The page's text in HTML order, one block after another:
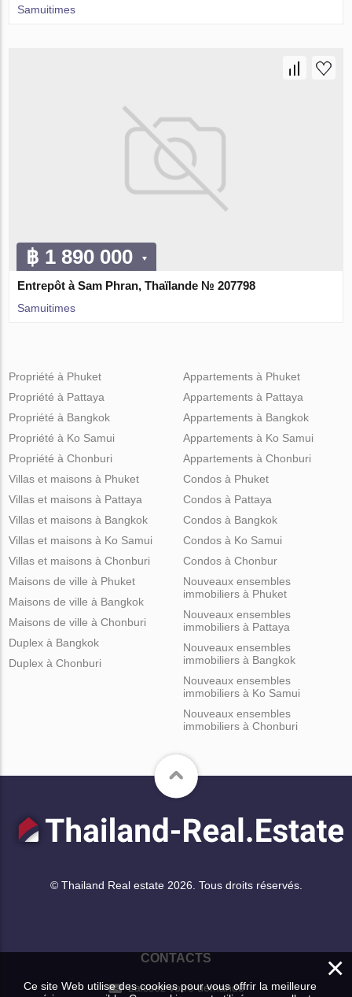
Samuitimes
฿ 1 890 000
Entrepôt à Sam Phran, Thaïlande № 207798
Samuitimes
Propriété à Phuket
Propriété à Pattaya
Propriété à Bangkok
Propriété à Ko Samui
Propriété à Chonburi
Appartements à Phuket
Appartements à Pattaya
Appartements à Bangkok
Appartements à Ko Samui
Appartements à Chonburi
Villas et maisons à Phuket
Villas et maisons à Pattaya
Villas et maisons à Bangkok
Villas et maisons à Ko Samui
Villas et maisons à Chonburi
Condos à Phuket
Condos à Pattaya
Condos à Bangkok
Condos à Ko Samui
Condos à Chonbur
Maisons de ville à Phuket
Maisons de ville à Bangkok
Maisons de ville à Chonburi
Duplex à Bangkok
Duplex à Chonburi
Nouveaux ensembles
immobiliers à Phuket
Nouveaux ensembles
immobiliers à Pattaya
Nouveaux ensembles
immobiliers à Bangkok
Nouveaux ensembles
immobiliers à Ko Samui
Nouveaux ensembles
immobiliers à Chonburi
© Thailand Real estate 2026. Tous droits réservés.
CONTACTS
Laissez votre demande
×
Ce site Web utilise des cookies pour vous offrir la meilleure